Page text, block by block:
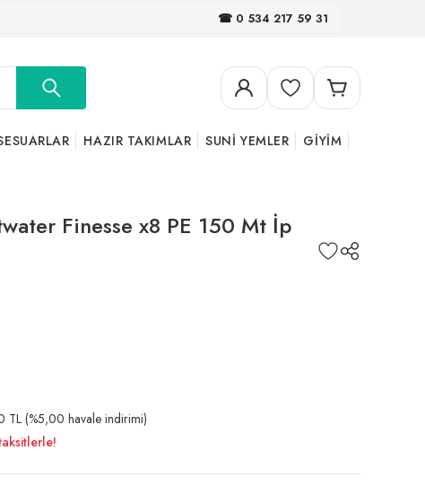
☎ 0 534 217 59 31
HAZIR TAKIMLAR SUNİ YEMLER GİYİM
Finesse x8 PE 150 Mt İp
TL (%5,00 havale indirimi)